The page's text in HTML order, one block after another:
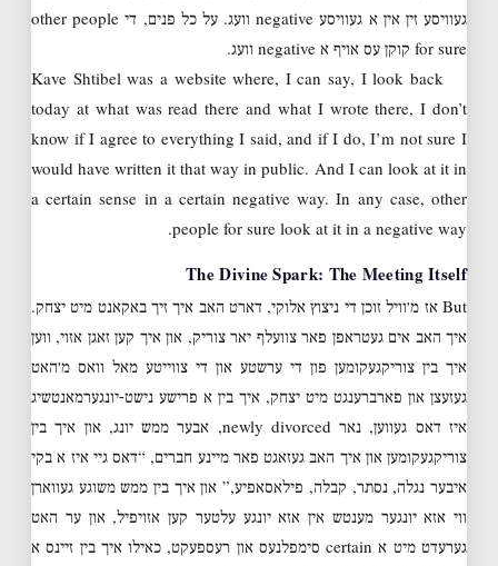
געוויסע זין אין א געוויסע negative וועג. על כל פנים, די other people
for sure קוקן עס אויף א negative וועג.
Kave Shtibel was a website where, I can say, I look back
today at what was read there and what I wrote there, I don’t
know if I agree to everything I said, and if I do, I’m not sure I
would have written it that way in public. And I can look at it in
a certain sense in a certain negative way. In any case, other
people for sure look at it in a negative way.
The Divine Spark: The Meeting Itself
But אז מ׳וויל זוכן די ניצוץ אלוקי, דארט האב איך זיך באקאנט מיט יצחק.
איך האב אים געטראפן פאר צוועלף יאר צוריק, און איך קען זאגן אזוי, ווען
איך בין צוריקגעקומען פון די ערשטע און די צווייטע מאל וואס מ׳האט
געזעצן און פארברענגט מיט יצחק, איך בין א פרישע נישט-יונגערמאנטשיג
איז דאס געווען, נאר newly divorced, אבער ממש יונג, און איך בין
צוריקגעקומען און איך האב געזאגט פאר מיינע חברים, “דאס גיי איז א בקי
איבער נגלה, נסתר, קבלה, פילאסאפיע,” און איך בין ממש משוגע געווארן
ווי אזא יונגער מענטש אין אזא יונגע עלטער קען אזויפיל, און ער האט
גערעדט מיט א certain סימפלנעס און רעספעקט, כאילו איך בין זיינס א